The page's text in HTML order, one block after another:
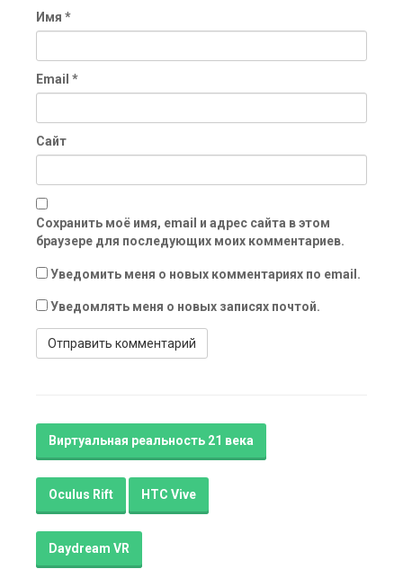
Имя *
Email *
Сайт
Сохранить моё имя, email и адрес сайта в этом
браузере для последующих моих комментариев.
Уведомить меня о новых комментариях по email.
Уведомлять меня о новых записях почтой.
Виртуальная реальность 21 века
Oculus Rift HTC Vive
Daydream VR